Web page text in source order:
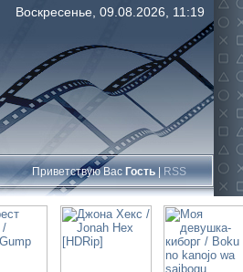
Воскресенье, 09.08.2026, 11:19
Приветствую Вас Гость RSS